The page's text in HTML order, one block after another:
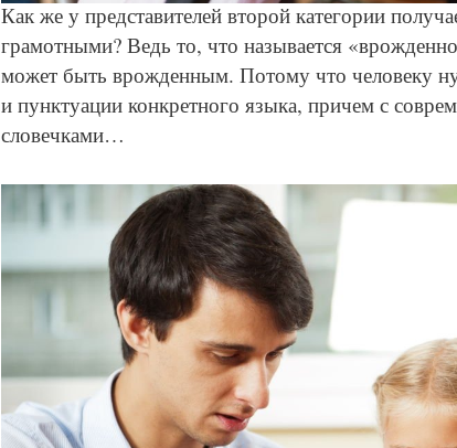
Как же у представителей второй категории
грамотными? Ведь то, что называется
может быть врожденным. Потому что человеку
и пунктуации конкретного языка, причем с
словечками…